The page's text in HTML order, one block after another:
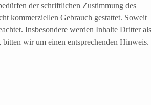
der schriftlichen Zustimmung des
kommerziellen Gebrauch gestattet. Soweit
Insbesondere werden Inhalte Dritter als
wir um einen entsprechenden Hinweis.